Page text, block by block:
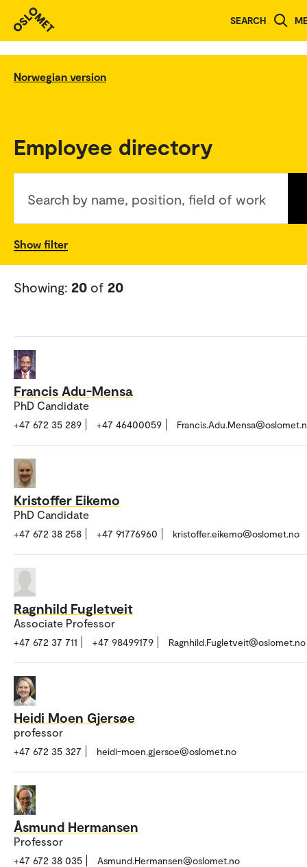
SEARCH
Norwegian version
Employee directory
Search by name, position, field of work
Show filter
Showing: 20 of 20
Francis Adu-Mensa
PhD Candidate
+47 672 35 289 +47 46400059
Kristoffer Eikemo
PhD Candidate
+47 672 38 258 +47 91776960 kristoffer.eikemo@oslomet.no
Ragnhild Fugletveit
Associate Professor
+47 672 37 711 +47 98499179 Ragnhild.Fugletveit@oslomet.no
Heidi Moen Gjersøe
professor
+47 672 35 327 heidi-moen.gjersoe@oslomet.no
Åsmund Hermansen
Professor
+47 672 38 035 Asmund.Hermansen@oslomet.no